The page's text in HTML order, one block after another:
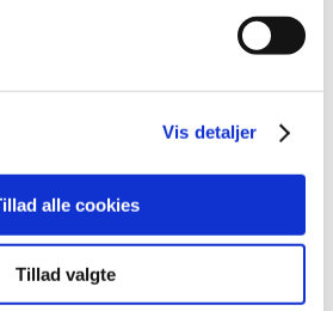
Vis detaljer
alle cookies
Tillad valgte